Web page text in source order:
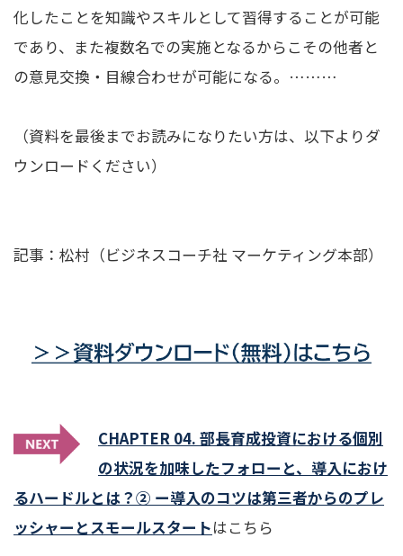
化したことを知識やスキルとして習得することが可能
であり、また複数名での実施となるからこその他者と
の意見交換・目線合わせが可能になる。 ………
（資料を最後までお読みになりたい方は、以下よりダ
ウンロードください）
記事：松村（ビジネスコーチ社 マーケティング本部）
CHAPTER 04. 部長育成投資における個別
の状況を加味したフォローと、導入におけ
るハードルとは？② ー導入のコツは第三者からのプレ
ッシャーとスモールスタートはこちら